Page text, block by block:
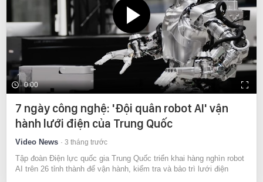
0:00
7 ngày công nghệ: 'Đội quân robot AI' vận
hành lưới điện của Trung Quốc
Video News 3 tháng trước
Tập đoàn Điện lực quốc gia Trung Quốc triển khai hàng nghìn robot
AI trên 26 tỉnh thành để vận hành, kiểm tra và bảo trì lưới điện